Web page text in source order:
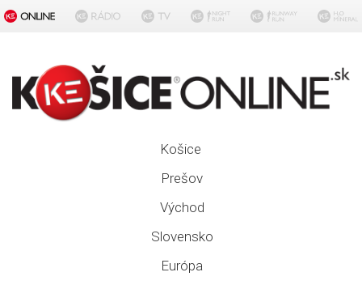
Košice
Prešov
Východ
Slovensko
Európa